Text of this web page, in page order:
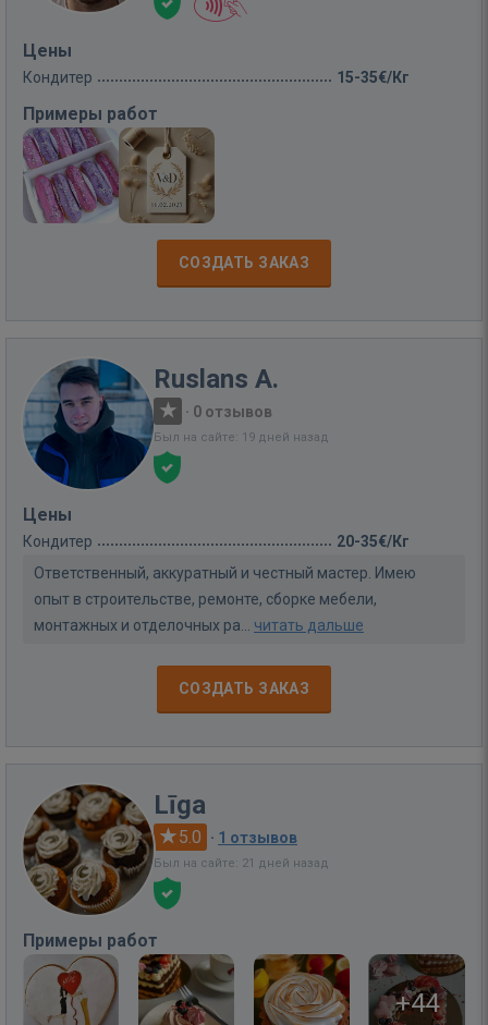
Цены
Кондитер 15-35€/Кг
Примеры работ
СОЗДАТЬ ЗАКАЗ
Ruslans A.
· 0 отзывов
Был на сайте: 19 дней назад
Цены
Кондитер
20-35€/Кг
Ответственный, аккуратный и честный мастер. Имею
опыт в строительстве, ремонте, сборке мебели,
монтажных и отделочных ра... читать дальше
СОЗДАТЬ ЗАКАЗ
Līga
5.0 · 1 отзывов
Был на сайте: 21 дней назад
Примеры работ
+44